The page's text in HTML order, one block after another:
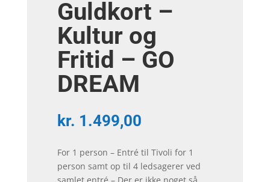
Guldkort –
Kultur og
Fritid – GO
DREAM
kr. 1.499,00
For 1 person – Entré til Tivoli for 1
person samt op til 4 ledsagerer ved